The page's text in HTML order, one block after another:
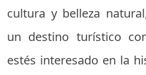
cultura y belleza
un destino turístico
estés interesado en la